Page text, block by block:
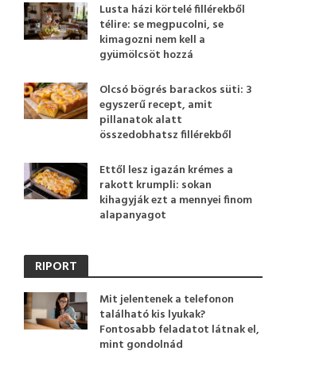
Lusta házi körtelé fillérekből
télire: se megpucolni, se
kimagozni nem kell a
gyümölcsöt hozzá
Olcsó bögrés barackos süti: 3
egyszerű recept, amit
pillanatok alatt
összedobhatsz fillérekből
Ettől lesz igazán krémes a
rakott krumpli: sokan
kihagyják ezt a mennyei finom
alapanyagot
RIPORT
Mit jelentenek a telefonon
található kis lyukak?
Fontosabb feladatot látnak el,
mint gondolnád